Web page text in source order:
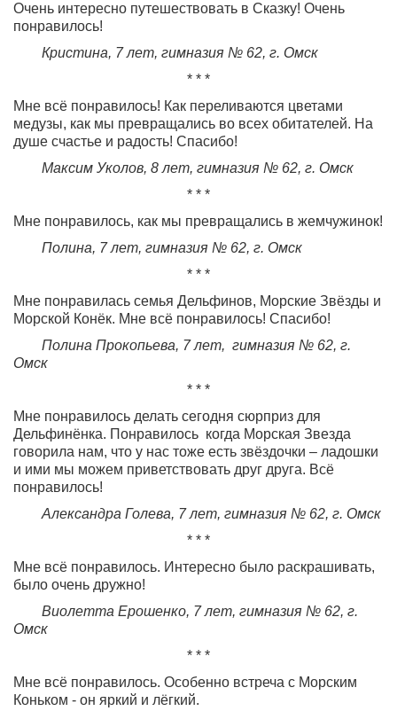
Очень интересно путешествовать в Сказку! Очень
понравилось!
Кристина, 7 лет, гимназия № 62, г. Омск
* * *
Мне всё понравилось! Как переливаются цветами
медузы, как мы превращались во всех обитателей. На
душе счастье и радость! Спасибо!
Максим Уколов, 8 лет, гимназия № 62, г. Омск
* * *
Мне понравилось, как мы превращались в жемчужинок!
Полина, 7 лет, гимназия № 62, г. Омск
* * *
Мне понравилась семья Дельфинов, Морские Звёзды и
Морской Конёк. Мне всё понравилось! Спасибо!
Полина Прокопьева, 7 лет, гимназия № 62, г.
Омск
* * *
Мне понравилось делать сегодня сюрприз для
Дельфинёнка. Понравилось когда Морская Звезда
говорила нам, что у нас тоже есть звёздочки – ладошки
и ими мы можем приветствовать друг друга. Всё
понравилось!
Александра Голева, 7 лет, гимназия № 62, г. Омск
* * *
Мне всё понравилось. Интересно было раскрашивать,
было очень дружно!
Виолетта Ерошенко, 7 лет, гимназия № 62, г.
Омск
* * *
Мне всё понравилось. Особенно встреча с Морским
Коньком - он яркий и лёгкий.